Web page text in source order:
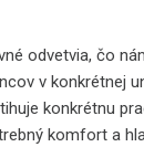
odvetvia, čo
v konkrétnej
konkrétnu
komfort a